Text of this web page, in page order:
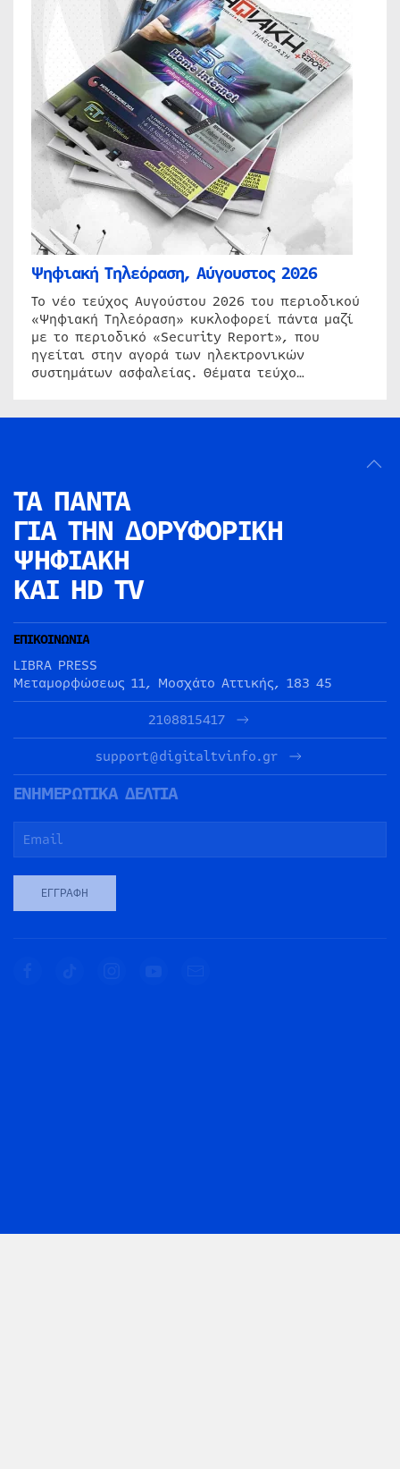
Ψηφιακή Τηλεόραση, Αύγουστος 2026
Το νέο τεύχος Αυγούστου 2026 του περιοδικού
«Ψηφιακή Τηλεόραση» κυκλοφορεί πάντα μαζί
με το περιοδικό «Security Report», που
ηγείται στην αγορά των ηλεκτρονικών
συστημάτων ασφαλείας. Θέματα τεύχο…
ΤΑ ΠΑΝΤΑ
ΓΙΑ ΤΗΝ ΔΟΡΥΦΟΡΙΚΗ
ΨΗΦΙΑΚΗ
ΚΑΙ HD TV
ΕΠΙΚΟΙΝΩΝΙΑ
LIBRA PRESS
Μεταμορφώσεως 11, Μοσχάτο Αττικής, 183 45
2108815417
support@digitaltvinfo.gr
ΕΝΗΜΕΡΩΤΙΚΑ ΔΕΛΤΙΑ
ΕΓΓΡΑΦΉ